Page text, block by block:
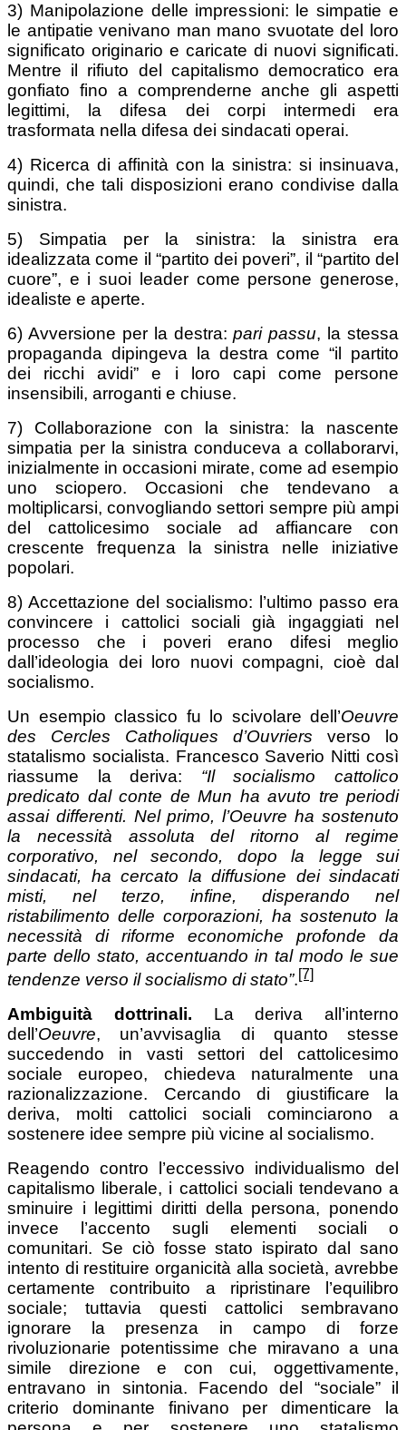
3) Manipolazione delle impressioni: le simpatie e
le antipatie venivano man mano svuotate del loro
significato originario e caricate di nuovi significati.
Mentre il rifiuto del capitalismo democratico era
gonfiato fino a comprenderne anche gli aspetti
legittimi, la difesa dei corpi intermedi era
trasformata nella difesa dei sindacati operai.
4) Ricerca di affinità con la sinistra: si insinuava,
quindi, che tali disposizioni erano condivise dalla
sinistra.
5) Simpatia per la sinistra: la sinistra era
idealizzata come il “partito dei poveri”, il “partito del
cuore”, e i suoi leader come persone generose,
idealiste e aperte.
6) Avversione per la destra:pari passu, la stessa
propaganda dipingeva la destra come “il partito
dei ricchi avidi” e i loro capi come persone
insensibili, arroganti e chiuse.
7) Collaborazione con la sinistra: la nascente
simpatia per la sinistra conduceva a collaborarvi,
inizialmente in occasioni mirate, come ad esempio
uno sciopero. Occasioni che tendevano a
moltiplicarsi, convogliando settori sempre più ampi
del cattolicesimo sociale ad affiancare con
crescente frequenza la sinistra nelle iniziative
popolari.
8) Accettazione del socialismo: l’ultimo passo era
convincere i cattolici sociali già ingaggiati nel
processo che i poveri erano difesi meglio
dall’ideologia dei loro nuovi compagni, cioè dal
socialismo.
Un esempio classico fu lo scivolare dell’Oeuvre
des Cercles Catholiques d’Ouvriers verso lo
statalismo socialista. Francesco Saverio Nitti così
riassume la deriva: “Il socialismo cattolico
predicato dal conte de Mun ha avuto tre periodi
assai differenti. Nel primo, l’Oeuvre ha sostenuto
la necessità assoluta del ritorno al regime
corporativo, nel secondo, dopo la legge sui
sindacati, ha cercato la diffusione dei sindacati
misti, nel terzo, infine, disperando nel
ristabilimento delle corporazioni, ha sostenuto la
necessità di riforme economiche profonde da
parte dello stato, accentuando in tal modo le sue
tendenze verso il socialismo di stato”.[7]
Ambiguità dottrinali. La deriva all’interno
dell’Oeuvre, un’avvisaglia di quanto stesse
succedendo in vasti settori del cattolicesimo
sociale europeo, chiedeva naturalmente una
razionalizzazione. Cercando di giustificare la
deriva, molti cattolici sociali cominciarono a
sostenere idee sempre più vicine al socialismo.
Reagendo contro l’eccessivo individualismo del
capitalismo liberale, i cattolici sociali tendevano a
sminuire i legittimi diritti della persona, ponendo
invece l’accento sugli elementi sociali o
comunitari. Se ciò fosse stato ispirato dal sano
intento di restituire organicità alla società, avrebbe
certamente contribuito a ripristinare l’equilibro
sociale; tuttavia questi cattolici sembravano
ignorare la presenza in campo di forze
rivoluzionarie potentissime che miravano a una
simile direzione e con cui, oggettivamente,
entravano in sintonia. Facendo del “sociale” il
criterio dominante finivano per dimenticare la